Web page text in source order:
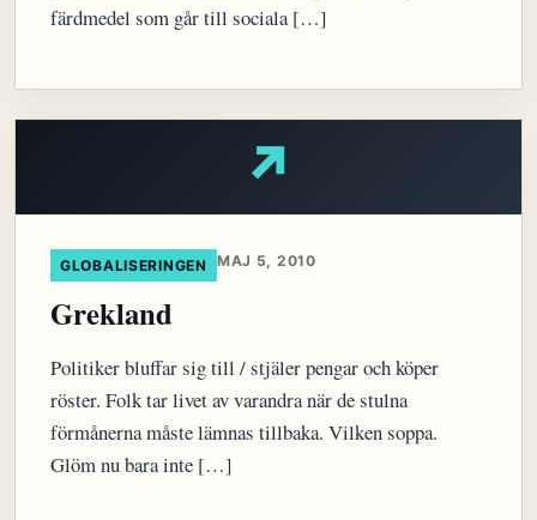
färdmedel som går till sociala […]
↗
GLOBALISERINGEN MAJ 5, 2010
Grekland
Politiker bluffar sig till / stjäler pengar och köper
röster. Folk tar livet av varandra när de stulna
förmånerna måste lämnas tillbaka. Vilken soppa.
Glöm nu bara inte […]